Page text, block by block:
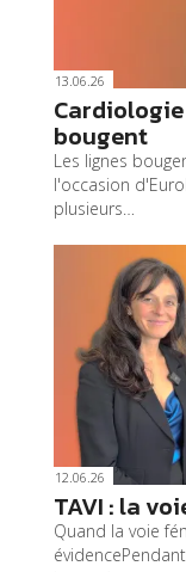
13.06.26
bougent
Les lignes
l'occasion
plusieurs…
12.06.26
TAVI : la
Quand la voie